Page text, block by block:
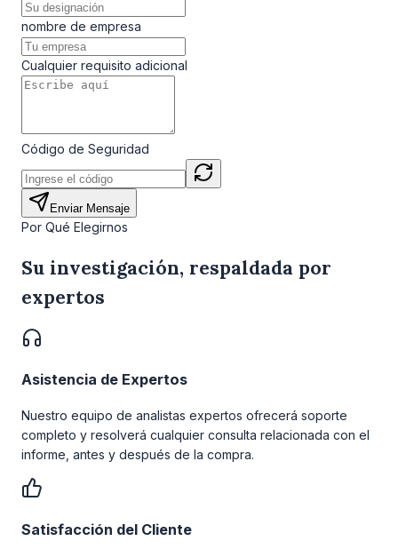
nombre de empresa
Cualquier requisito adicional
Código de Seguridad
Enviar Mensaje
Por Qué Elegirnos
Su investigación, respaldada por
expertos
Asistencia de Expertos
Nuestro equipo de analistas expertos ofrecerá soporte
completo y resolverá cualquier consulta relacionada con el
informe, antes y después de la compra.
Satisfacción del Cliente